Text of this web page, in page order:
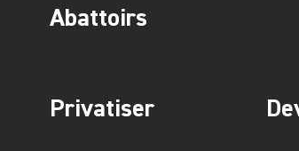
Abattoirs
Privatiser